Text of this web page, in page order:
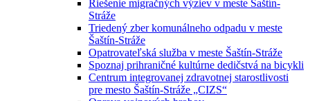
Riešenie migračných výziev v meste Šaštín-
Stráže
Triedený zber komunálneho odpadu v meste
Šaštín-Stráže
Opatrovateľská služba v meste Šaštín-Stráže
Spoznaj prihraničné kultúrne dedičstvá na bicykli
Centrum integrovanej zdravotnej starostlivosti
pre mesto Šaštín-Stráže „CIZS“